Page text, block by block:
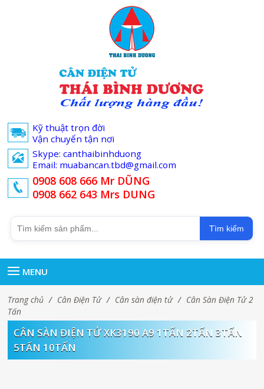
Kỹ thuật trọn đời
Vận chuyển tận nơi
Skype: canthaibinhduong
Email: muabancan.tbd@gmail.com
0908 608 666 Mr DŨNG
0908 662 643 Mrs DUNG
Tìm kiếm
MENU
Trang chủ / Cân Điện Tử / Cân sàn điện tử / Cân Sàn Điện Tử 2
Tấn
CÂN SÀN ĐIỆN TỬ XK3190 A9 1TẤN 2TẤN 3TẤN
5TẤN 10TẤN